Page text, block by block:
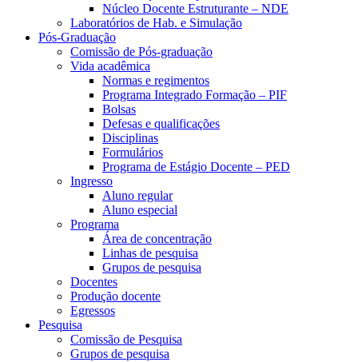
Núcleo Docente Estruturante – NDE
Laboratórios de Hab. e Simulação
Pós-Graduação
Comissão de Pós-graduação
Vida acadêmica
Normas e regimentos
Programa Integrado Formação – PIF
Bolsas
Defesas e qualificações
Disciplinas
Formulários
Programa de Estágio Docente – PED
Ingresso
Aluno regular
Aluno especial
Programa
Área de concentração
Linhas de pesquisa
Grupos de pesquisa
Docentes
Produção docente
Egressos
Pesquisa
Comissão de Pesquisa
Grupos de pesquisa